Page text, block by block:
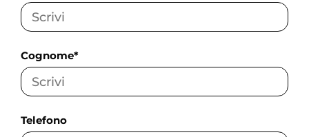
Cognome*
Telefono